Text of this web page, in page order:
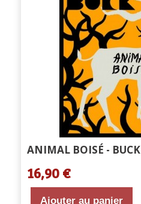
ANIMAL BOISÉ - BUCK
16,90 €
Ajouter au panier